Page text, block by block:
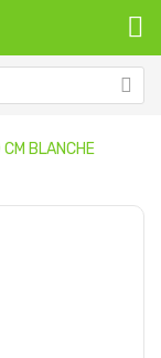
BLANCHE